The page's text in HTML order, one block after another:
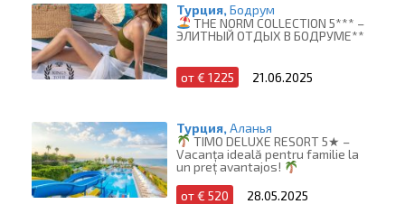
Турция, Бодрум
THE NORM COLLECTION 5*** –
ЭЛИТНЫЙ ОТДЫХ В БОДРУМЕ**
от € 1225 21.06.2025
Турция, Аланья
TIMO DELUXE RESORT 5★ –
Vacanța ideală pentru familie la
un preț avantajos!
от € 520
28.05.2025